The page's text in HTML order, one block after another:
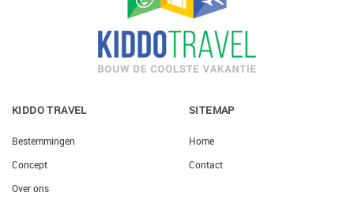
KIDDO TRAVEL
Bestemmingen
Concept
Over ons
SITEMAP
Home
Contact